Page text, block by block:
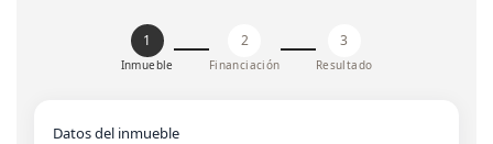
1
Inmueble
2
Financiación
3
Resultado
Datos del inmueble